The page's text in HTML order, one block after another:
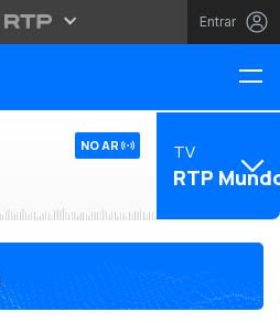
Entrar
NO AR TV
RTP